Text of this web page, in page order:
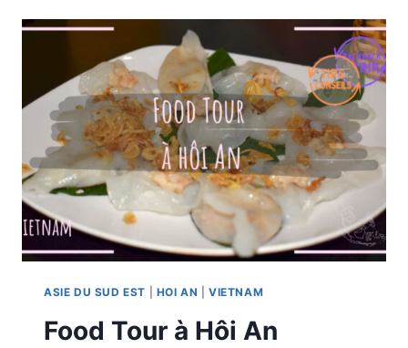
EN
SCOOTER
ASIE DU SUD EST HOI AN |VIETNAM
Food Tour à Hôi An